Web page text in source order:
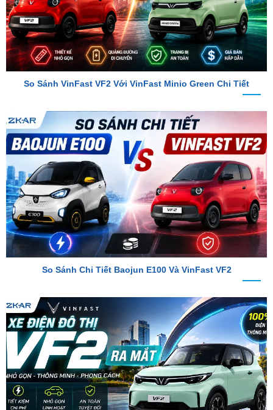
So Sánh VinFast VF2 Với VinFast Minio Green Chi Tiết
So Sánh Chi Tiết Baojun E100 Và VinFast VF2